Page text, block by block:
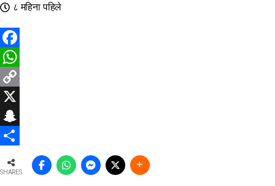
८ महिना पहिले
Facebook
WhatsApp
Copy
Link
X
Snapchat
SHARES